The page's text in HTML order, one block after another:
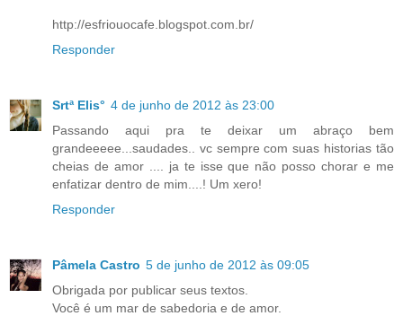
http://esfriouocafe.blogspot.com.br/
Responder
Srtª Elis° 4 de junho de 2012 às 23:00
Passando aqui pra te deixar um abraço bem
grandeeeee...saudades.. vc sempre com suas historias tão
cheias de amor .... ja te isse que não posso chorar e me
enfatizar dentro de mim....! Um xero!
Responder
Pâmela Castro 5 de junho de 2012 às 09:05
Obrigada por publicar seus textos.
Você é um mar de sabedoria e de amor.